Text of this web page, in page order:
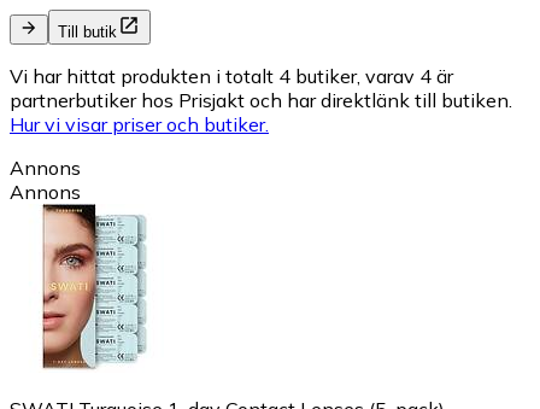
Till butik
Vi har hittat produkten i totalt 4 butiker, varav 4 är
partnerbutiker hos Prisjakt och har direktlänk till butiken.
Hur vi visar priser och butiker.
Annons
Annons